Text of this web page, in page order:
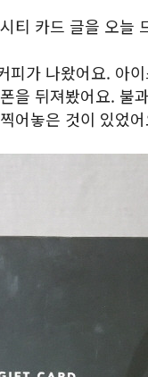
티 카드 글을 오늘
피가 나왔어요. 아
을 뒤져봤어요. 불
어놓은 것이 있었